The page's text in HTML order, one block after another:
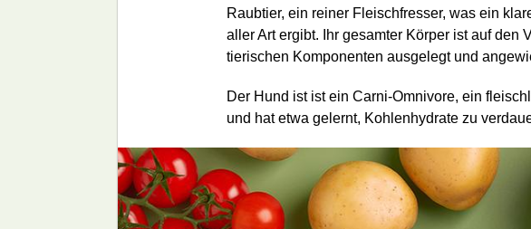
Raubtier, ein reiner Fleischfresser, was ein
aller Art ergibt. Ihr gesamter Körper ist auf den
tierischen Komponenten ausgelegt und
Der Hund ist ist ein Carni-Omnivore, ein
und hat etwa gelernt, Kohlenhydrate zu